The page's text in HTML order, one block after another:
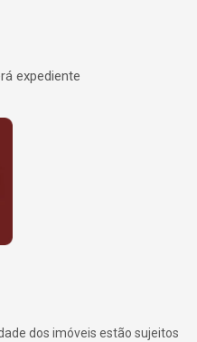
expediente
dos imóveis estão sujeitos